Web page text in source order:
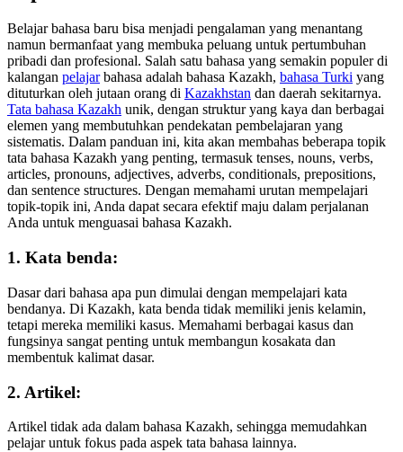
Belajar bahasa baru bisa menjadi pengalaman yang menantang
namun bermanfaat yang membuka peluang untuk pertumbuhan
pribadi dan profesional. Salah satu bahasa yang semakin populer di
kalangan pelajarbahasa adalah bahasa Kazakh, bahasa Turki yang
dituturkan oleh jutaan orang di Kazakhstan dan daerah sekitarnya.
Tata bahasa Kazakh unik, dengan struktur yang kaya dan berbagai
elemen yang membutuhkan pendekatan pembelajaran yang
sistematis. Dalam panduan ini, kita akan membahas beberapa topik
tata bahasa Kazakh yang penting, termasuk tenses, nouns, verbs,
articles, pronouns, adjectives, adverbs, conditionals, prepositions,
dan sentence structures. Dengan memahami urutan mempelajari
topik-topik ini, Anda dapat secara efektif maju dalam perjalanan
Anda untuk menguasai bahasa Kazakh.
1. Kata benda:
Dasar dari bahasa apa pun dimulai dengan mempelajari kata
bendanya. Di Kazakh, kata benda tidak memiliki jenis kelamin,
tetapi mereka memiliki kasus. Memahami berbagai kasus dan
fungsinya sangat penting untuk membangun kosakata dan
membentuk kalimat dasar.
2. Artikel:
Artikel tidak ada dalam bahasa Kazakh, sehingga memudahkan
pelajar untuk fokus pada aspek tata bahasa lainnya.